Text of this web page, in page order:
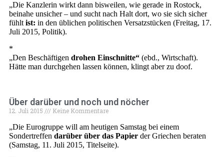
„Die Kanzlerin wirkt dann bisweilen, wie gerade in Rostock,
beinahe unsicher – und sucht nach Halt dort, wo sie sich sicher
fühlt ist: in den üblichen politischen Versatzstücken (Freitag, 17.
Juli 2015, Politik).
*
„Den Beschäftigen drohen Einschnitte“ (ebd., Wirtschaft).
Hätte man durchgehen lassen können, klingt aber zu doof.
Über darüber und noch und nöcher
12. Juli 2015 Keine Kommentare
„Die Eurogruppe will am heutigen Samstag bei einem
Sondertreffen darüber über das Papier der Griechen beraten
(Samstag, 11. Juli 2015, Titelseite).